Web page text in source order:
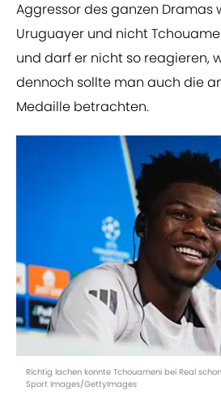
Aggressor des ganzen Dramas
Uruguayer und nicht
und darf er nicht so reagieren,
dennoch sollte man auch die
Medaille betrachten.
Richtig lachen konnte Tchouameni bei Real
Sport Images/GettyImages